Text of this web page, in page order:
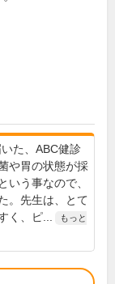
た、ABC健診
や胃の状態が採
いう事なので、
。先生は、とて
く、ピ...
もっと